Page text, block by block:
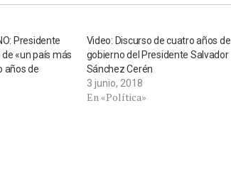
Presidente
«un país más
años de
Video: Discurso de cuatro años de
gobierno del Presidente Salvador
Sánchez Cerén
3 junio, 2018
En «Política»